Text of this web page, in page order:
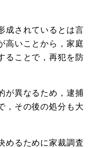
成されているとは言
高いことから，家庭
ることで，再犯を防
が異なるため，逮捕
，その後の処分も大
めるために家裁調査